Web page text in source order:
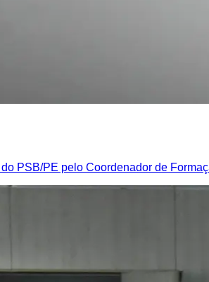
PSB/PE pelo Coordenador de